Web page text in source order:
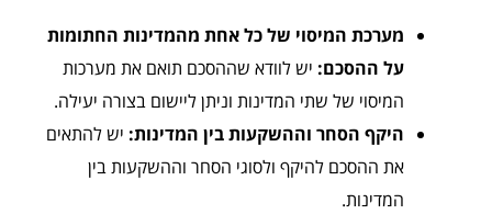
מערכת המיסוי של כל אחת מהמדינות החתומות
על ההסכם: יש לוודא שההסכם תואם את מערכות
המיסוי של שתי המדינות וניתן ליישום בצורה יעילה.
היקף הסחר וההשקעות בין המדינות: יש להתאים
את ההסכם להיקף ולסוגי הסחר וההשקעות בין
המדינות.